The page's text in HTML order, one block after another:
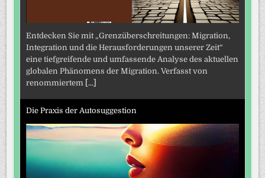
Entdecken Sie mit „Grenzüberschreitungen: Migration,
Integration und die Herausforderungen unserer Zeit“
eine tiefgreifende und umfassende Analyse des aktuellen
globalen Phänomens der Migration. Verfasst von
renommiertem [...]
Die Praxis der Autosuggestion